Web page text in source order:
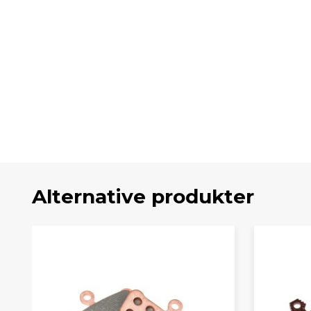
Alternative produkter